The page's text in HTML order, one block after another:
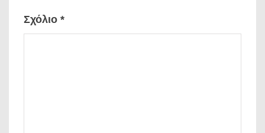
Σχόλιο *